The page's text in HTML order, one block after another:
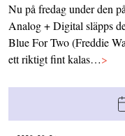
Nu på fredag under den
Analog + Digital släpps
Blue For Two (Freddie
ett riktigt fint kalas…>